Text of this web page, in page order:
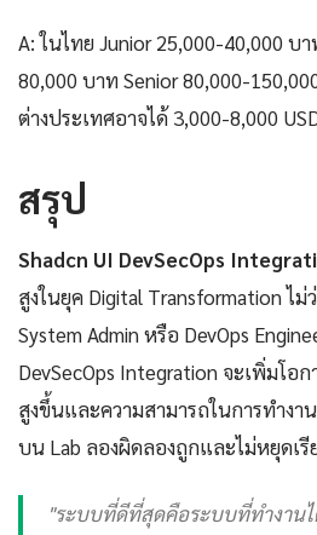
A: ในไทย Junior 25,000-40,000 บ
80,000 บาท Senior 80,000-
ต่างประเทศอาจได้ 3,000-8,000
สรุป
Shadcn UI DevSecOps
สูงในยุค Digital Transformation ไ
System Admin หรือ DevOps
DevSecOps Integration จะเพิ่มโอ
สูงขึ้นและความสามารถในการทำง
บน Lab ลองผิดลองถูกและไม่หยุดเรี
"ระบบที่ดีที่สุดคือระบบที่ทำงาน